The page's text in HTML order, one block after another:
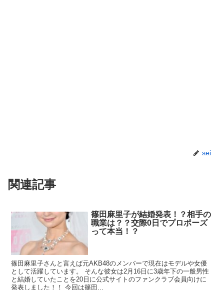
sei
関連記事
篠田麻里子が結婚発表！？相手の
職業は？？交際0日でプロポーズ
って本当！？
篠田麻里子さんと言えば元AKB48のメンバーで現在はモデルや女優
として活躍しています。 そんな彼女は2月16日に3歳年下の一般男性
と結婚していたことを20日に公式サイトのファンクラブ会員向けに
発表しました！！ 今回は篠田...